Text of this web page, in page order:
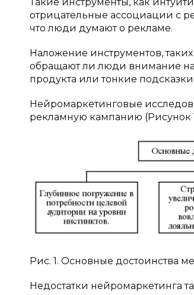
отрицательные ассоциации с
что люди думают о рекламе.
Наложение инструментов,
обращают ли люди внимание
продукта или тонкие
Нейромаркетинговые
рекламную кампанию (Рисунок
Рис. 1. Основные достоинства
Недостатки нейромаркетинга